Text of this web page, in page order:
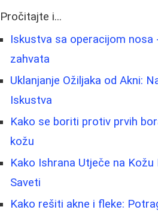
Pročitajte i...
Iskustva sa operacijom nosa
zahvata
Uklanjanje Ožiljaka od Akni:
Iskustva
Kako se boriti protiv prvih
kožu
Kako Ishrana Utječe na
Saveti
Kako rešiti akne i fleke: